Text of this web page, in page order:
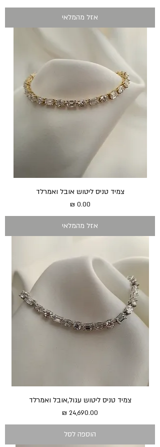
אזל מהמלאי
צמיד טניס ליטוש אובל ואמרלד
מחיר
אזל מהמלאי
צמיד טניס ליטוש עגול,אובל ואמרלד
מחיר
הוספה לסל